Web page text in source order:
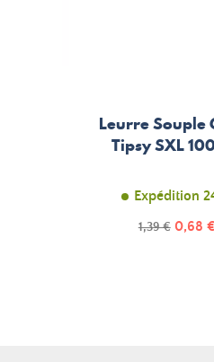
Leurre Souple
Tipsy SXL
Expédition
Prix
1,39 € Prix
0,68 €